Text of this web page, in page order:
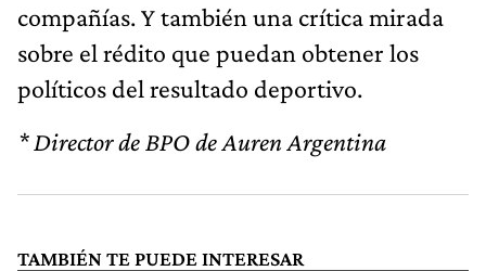
compañías. Y también una crítica mirada
sobre el rédito que puedan obtener los
políticos del resultado deportivo.
* Director de BPO de Auren Argentina
TAMBIÉN TE PUEDE INTERESAR